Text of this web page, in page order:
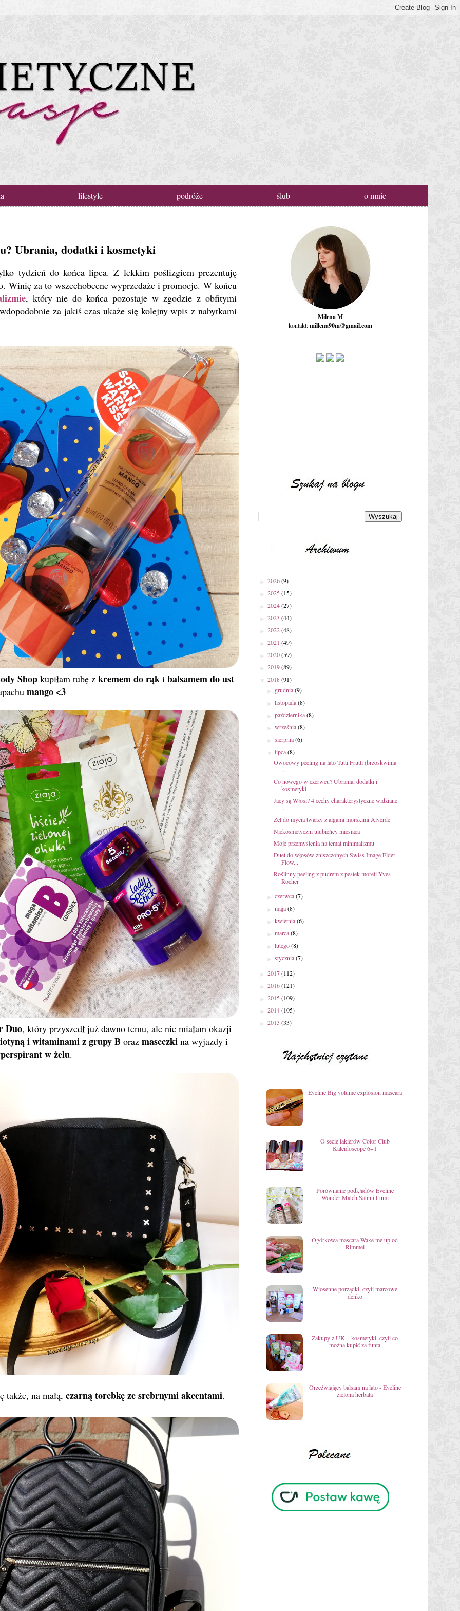
lifestyle podróże ślub o mnie
Ubrania, dodatki i kosmetyki
tydzień do końca lipca. Z lekkim poślizgiem prezentuję
Winię za to wszechobecne wyprzedaże i promocje. W końcu
, który nie do końca pozostaje w zgodzie z obfitymi
za jakiś czas ukaże się kolejny wpis z nabytkami
Shop kupiłam tubę z kremem do rąki balsamem do ust
mango <3
Duo, który przyszedł już dawno temu, ale nie miałam okazji
i witaminami z grupy B oraz maseczkina wyjazdy i
w żelu.
także, na małą, czarną torebkę ze srebrnymi akcentami.
Milena M
kontakt:millena90m@gmail.com
► 2026(9)
► 2025(15)
► 2024(27)
► 2023 (44)
► 2022(48)
► 2021 (49)
► 2020(59)
► 2019(89)
▼ 2018(91)
► grudnia(9)
►listopada(8)
►października(8)
►września(8)
►sierpnia(6)
▼lipca(8)
Owocowy peeling na lato Tutti Frutti (brzoskwinia
...
Co nowego w czerwcu? Ubrania, dodatki i
kosmetyki
Jacy są Włosi? 4 cechy charakterystyczne widziane
...
Żel do mycia twarzy z algami morskimi Alverde
Niekosmetyczni ulubieńcy miesiąca
Moje przemyślenia na temat minimalizmu
Duet do włosów zniszczonych Swiss Image Elder
Flow...
Roślinny peeling z pudrem z pestek moreli Yves
Rocher
►czerwca(7)
►maja(8)
►kwietnia(6)
►marca(8)
►lutego(8)
►stycznia(7)
► 2017(112)
► 2016(121)
► 2015(109)
► 2014(105)
► 2013 (33)
Eveline Big volume explosion mascara
O secie lakierów Color Club
Kaleidoscope 6+1
Porównanie podkładów Eveline
Wonder Match Satin i Lumi
Ogórkowa mascara Wake me up od
Rimmel
Wiosenne porządki, czyli marcowe
denko
Zakupy z UK – kosmetyki, czyli co
można kupić za funta
Orzeźwiający balsam na lato - Eveline
zielona herbata